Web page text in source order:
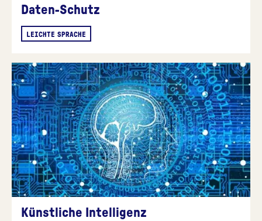
Daten-Schutz
LEICHTE SPRACHE
Künstliche Intelligenz